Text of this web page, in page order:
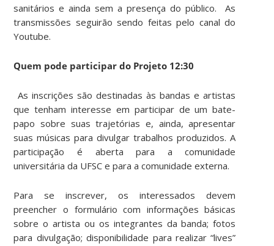
sanitários e ainda sem a presença do público. As
transmissões seguirão sendo feitas pelo canal do
Youtube.
Quem pode participar do Projeto 12:30
As inscrições são destinadas às bandas e artistas
que tenham interesse em participar de um bate-
papo sobre suas trajetórias e, ainda, apresentar
suas músicas para divulgar trabalhos produzidos. A
participação é aberta para a comunidade
universitária da UFSC e para a comunidade externa.
Para se inscrever, os interessados devem
preencher o formulário com informações básicas
sobre o artista ou os integrantes da banda; fotos
para divulgação; disponibilidade para realizar “lives”